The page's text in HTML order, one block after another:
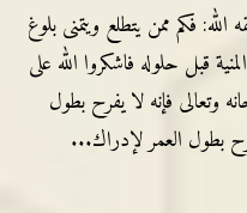
فكم ممن يتطلع ويتمنى بلوغ
قبل حلوله فاشكروا الله على
وتعالى فإنه لا يفرح بطول
بطول العمر لإدراك...